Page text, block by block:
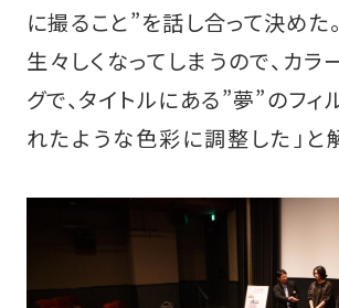
に撮ること”を話し合って決めた
生々しくなってしまうので、カラ
グで、タイトルにある”夢”のフ
れたような色彩に調整した」と